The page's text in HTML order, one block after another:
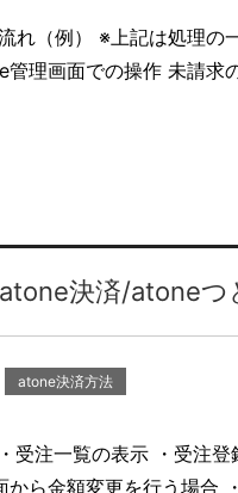
れ（例） ※上記は処理の
理画面での操作 未請求
決済/atoneつ
atone決済方法
受注一覧の表示 ・受注
から金額変更を行う場合